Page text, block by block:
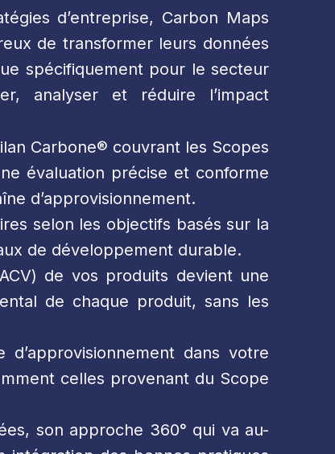
d’entreprise, Carbon Maps
de transformer leurs données
spécifiquement pour le secteur
analyser et réduire l’impact
Carbone® couvrant les Scopes
évaluation précise et conforme
d’approvisionnement.
selon les objectifs basés sur la
de développement durable.
de vos produits devient une
de chaque produit, sans les
dans votre
celles provenant du Scope
son approche 360° qui va au-